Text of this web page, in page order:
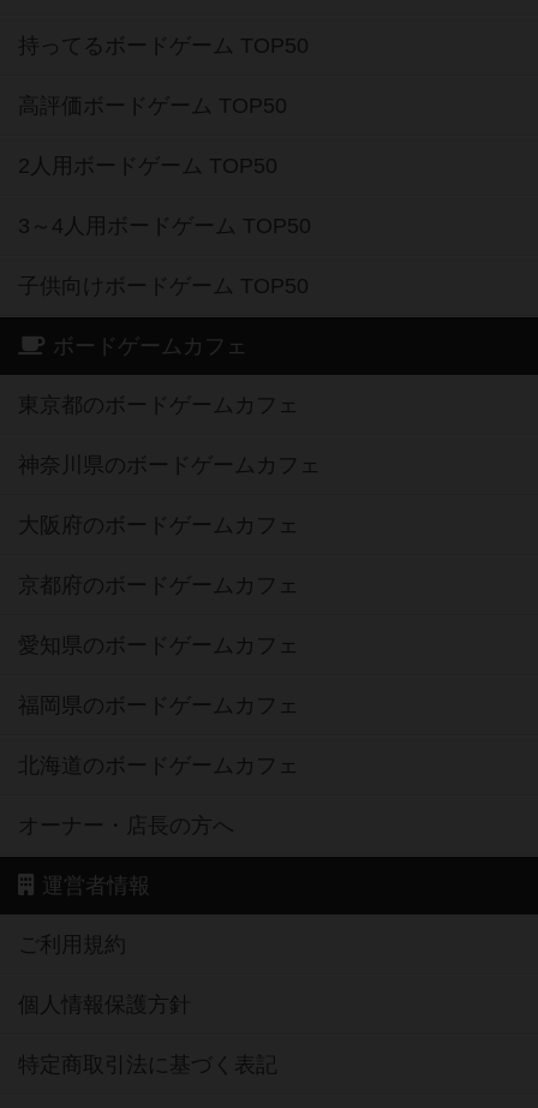
持ってるボードゲーム TOP50
高評価ボードゲーム TOP50
2人用ボードゲーム TOP50
3～4人用ボードゲーム TOP50
子供向けボードゲーム TOP50
ボードゲームカフェ
東京都のボードゲームカフェ
神奈川県のボードゲームカフェ
大阪府のボードゲームカフェ
京都府のボードゲームカフェ
愛知県のボードゲームカフェ
福岡県のボードゲームカフェ
北海道のボードゲームカフェ
オーナー・店長の方へ
運営者情報
ご利用規約
個人情報保護方針
特定商取引法に基づく表記